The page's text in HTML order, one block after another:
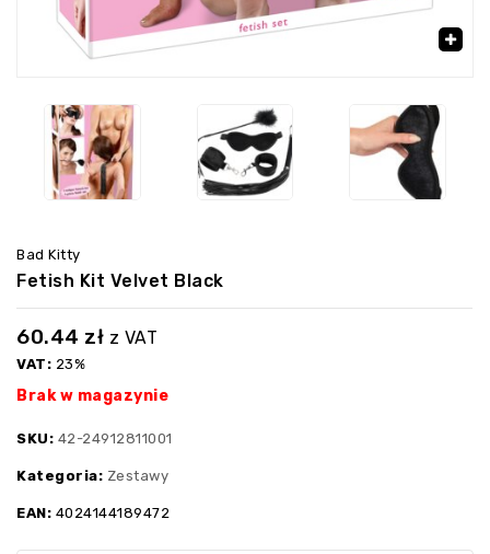
Bad Kitty
Fetish Kit Velvet Black
60.44 zł z VAT
VAT: 23%
Brak w magazynie
SKU: 42-24912811001
Kategoria: Zestawy
EAN: 4024144189472